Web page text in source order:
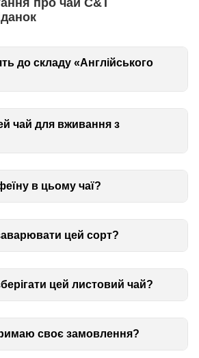
до складу «Англійського
чай для вживання з
в цьому чаї?
цей сорт?
цей листовий чай?
своє замовлення?